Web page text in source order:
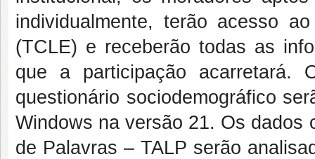
individualmente, terão acesso
(TCLE) e receberão todas as
que a participação acarretará.
questionário sociodemográfico
Windows na versão 21. Os dados
de Palavras – TALP serão